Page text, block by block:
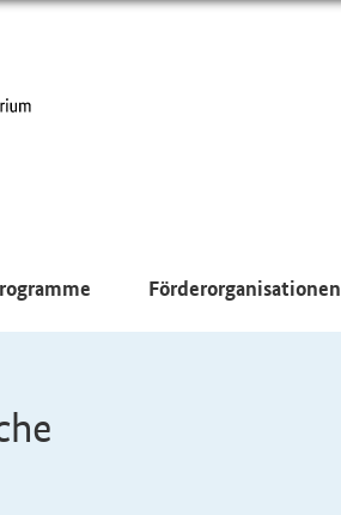
Förderorganisationen